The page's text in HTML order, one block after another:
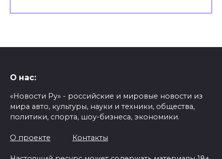
О нас:
«Новости Ру» - российские и мировые новости из
мира авто, культуры, науки и техники, общества,
политики, спорта, шоу-бизнеса, экономики.
О проекте Контакты